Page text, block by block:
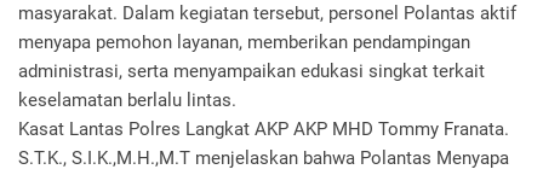
masyarakat. Dalam kegiatan tersebut, personel Polantas aktif
menyapa pemohon layanan, memberikan pendampingan
administrasi, serta menyampaikan edukasi singkat terkait
keselamatan berlalu lintas.
Kasat Lantas Polres Langkat AKP AKP MHD Tommy Franata.
S.T.K., S.I.K.,M.H.,M.T menjelaskan bahwa Polantas Menyapa